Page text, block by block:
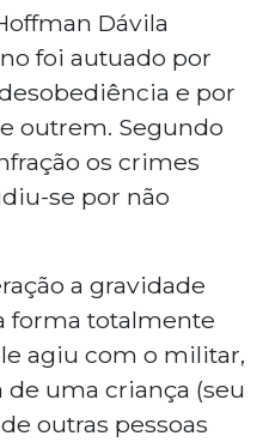
Dávila
foi autuado por
e por
outrem. Segundo
os crimes
se por não
a gravidade
forma totalmente
agiu com o militar,
uma criança (seu
outras pessoas